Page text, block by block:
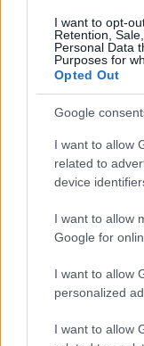
I want to opt-
Retention,
Personal Data
Purposes for
Opted Out
Google
I want to allow
related to
device
I want to allow
Google for
I want to allow
personalized
I want to allow
rajthoz a
TAGS EHRC FIA
Facebook
FRISS